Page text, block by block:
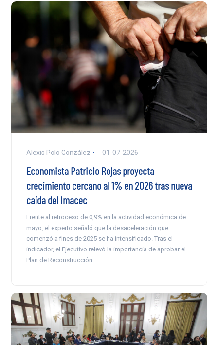
Alexis Polo González 01-07-2026
Economista Patricio Rojas proyecta
crecimiento cercano al 1% en 2026 tras nueva
caída del Imacec
Frente al retroceso de 0,9% en la actividad económica de
mayo, el experto señaló que la desaceleración que
comenzó a fines de 2025 se ha intensificado. Tras el
indicador, el Ejecutivo relevó la importancia de aprobar el
Plan de Reconstrucción.